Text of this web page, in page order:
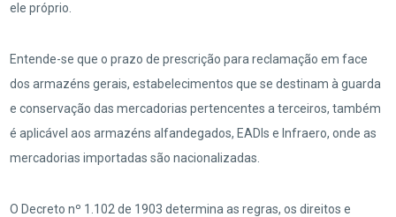
ele próprio.
Entende-se que o prazo de prescrição para reclamação em face
dos armazéns gerais, estabelecimentos que se destinam à guarda
e conservação das mercadorias pertencentes a terceiros, também
é aplicável aos armazéns alfandegados, EADIs e Infraero, onde as
mercadorias importadas são nacionalizadas.
O Decreto nº 1.102 de 1903 determina as regras, os direitos e